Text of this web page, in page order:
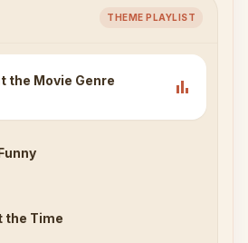
THEME PLAYLIST
the Movie Genre bar_chart
the Time